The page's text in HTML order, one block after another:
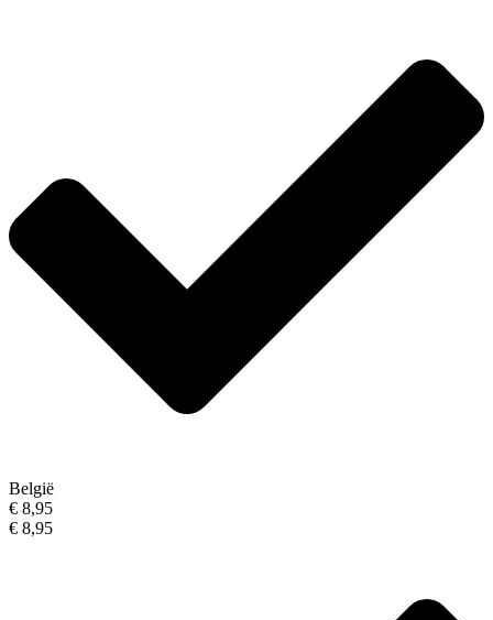
België
€ 8,95
€ 8,95